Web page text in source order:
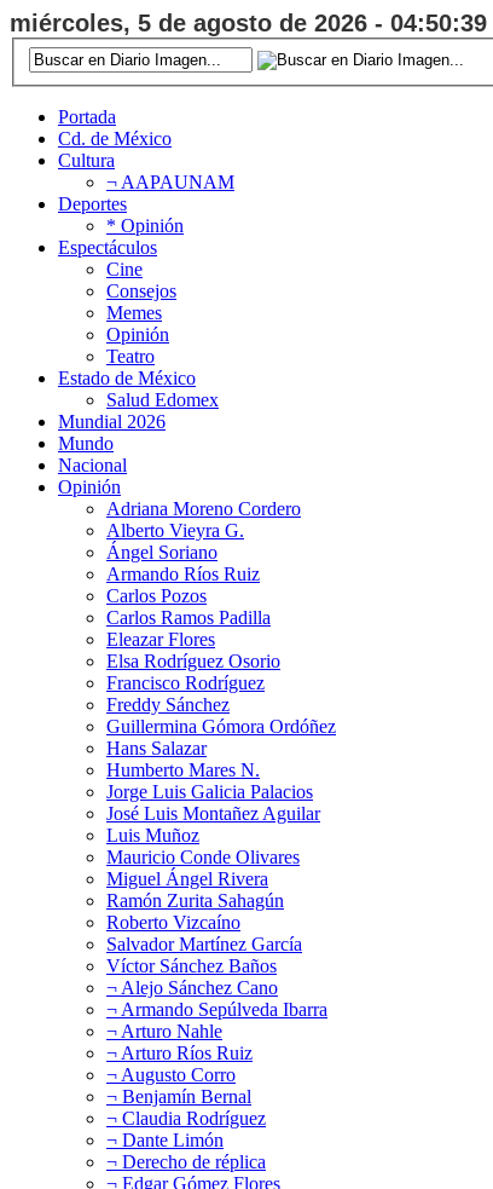
miércoles, 5 de agosto de 2026 -
Portada
Cd. de México
Cultura
¬ AAPAUNAM
Deportes
* Opinión
Espectáculos
Cine
Consejos
Memes
Opinión
Teatro
Estado de México
Salud Edomex
Mundial 2026
Mundo
Nacional
Opinión
Adriana Moreno Cordero
Alberto Vieyra G.
Ángel Soriano
Armando Ríos Ruiz
Carlos Pozos
Carlos Ramos Padilla
Eleazar Flores
Elsa Rodríguez Osorio
Francisco Rodríguez
Freddy Sánchez
Guillermina Gómora Ordóñez
Hans Salazar
Humberto Mares N.
Jorge Luis Galicia Palacios
José Luis Montañez Aguilar
Luis Muñoz
Mauricio Conde Olivares
Miguel Ángel Rivera
Ramón Zurita Sahagún
Roberto Vizcaíno
Salvador Martínez García
Víctor Sánchez Baños
¬ Alejo Sánchez Cano
¬ Armando Sepúlveda Ibarra
¬ Arturo Nahle
¬ Arturo Ríos Ruiz
¬ Augusto Corro
¬ Benjamín Bernal
¬ Claudia Rodríguez
¬ Dante Limón
¬ Derecho de réplica
¬ Edgar Gómez Flores